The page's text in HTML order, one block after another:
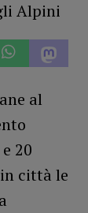
al
20
città le